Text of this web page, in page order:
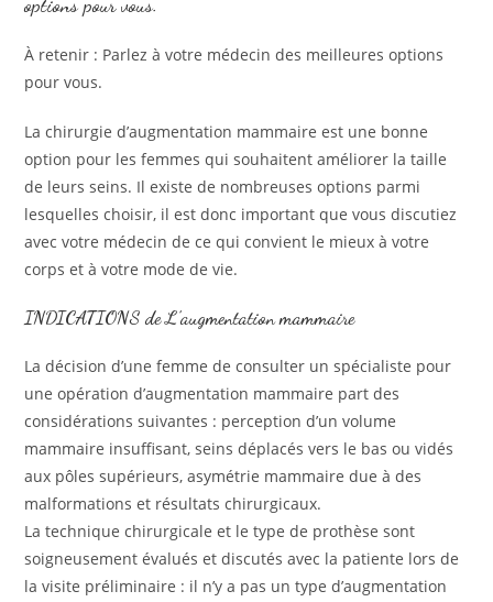
options pour vous.
À retenir : Parlez à votre médecin des meilleures options
pour vous.
La chirurgie d’augmentation mammaire est une bonne
option pour les femmes qui souhaitent améliorer la taille
de leurs seins. Il existe de nombreuses options parmi
lesquelles choisir, il est donc important que vous discutiez
avec votre médecin de ce qui convient le mieux à votre
corps et à votre mode de vie.
INDICATIONS de L’augmentation mammaire
La décision d’une femme de consulter un spécialiste pour
une opération d’augmentation mammaire part des
considérations suivantes : perception d’un volume
mammaire insuffisant, seins déplacés vers le bas ou vidés
aux pôles supérieurs, asymétrie mammaire due à des
malformations et résultats chirurgicaux.
La technique chirurgicale et le type de prothèse sont
soigneusement évalués et discutés avec la patiente lors de
la visite préliminaire : il n’y a pas un type d’augmentation